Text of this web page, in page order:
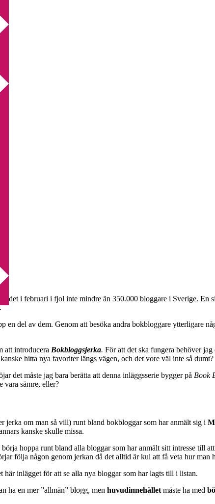
det i februari i fjol inte mindre än 350.000 bloggare i Sverige. En
en del av dem. Genom att besöka andra bokbloggare ytterligare
att introducera Bokbloggsjerka. För att det ska fungera behöver
hitta nya favoriter längs vägen, och det vore väl inte så dumt?
det måste jag bara berätta att denna inläggsserie bygger på Book
vara sämre, eller?
jerka om man så vill) runt bland bokbloggar som har anmält sig i
kanske skulle missa.
börja hoppa runt bland alla bloggar som har anmält sitt intresse till
följa någon genom jerkan då det alltid är kul att få veta hur man
här inlägget för att se alla nya bloggar som har lagts till i listan.
ha en mer ”allmän” blogg, men huvudinnehålletmåste ha med